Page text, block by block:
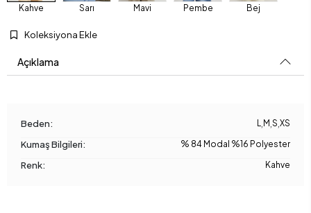
Kahve Sarı Mavi Pembe Bej
Koleksiyona Ekle
Açıklama
Beden: L M S XS
Kumaş Bilgileri: % 84 Modal %16 Polyester
Renk: Kahve